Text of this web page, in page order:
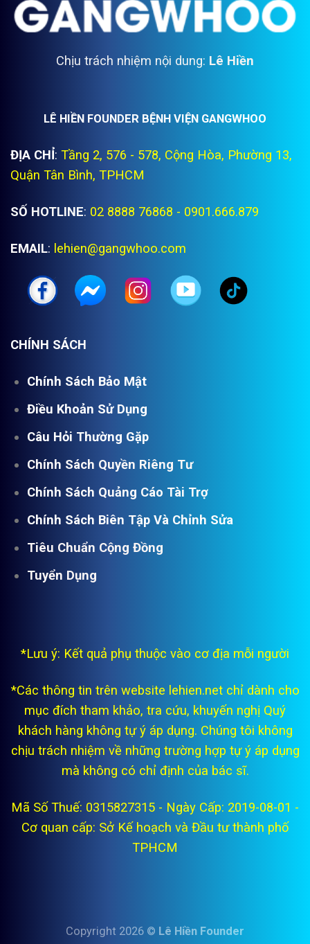
Chịu trách nhiệm nội dung: Lê Hiền
LÊ HIỀN FOUNDER BỆNH VIỆN GANGWHOO
ĐỊA CHỈ: Tầng 2, 576 - 578, Cộng Hòa, Phường 13,
Quận Tân Bình, TPHCM
SỐ HOTLINE: 02 8888 76868 - 0901.666.879
EMAIL: lehien@gangwhoo.com
CHÍNH SÁCH
Chính Sách Bảo Mật
Điều Khoản Sử Dụng
Câu Hỏi Thường Gặp
Chính Sách Quyền Riêng Tư
Chính Sách Quảng Cáo Tài Trợ
Chính Sách Biên Tập Và Chỉnh Sửa
Tiêu Chuẩn Cộng Đồng
Tuyển Dụng
*Lưu ý: Kết quả phụ thuộc vào cơ địa mỗi người
*Các thông tin trên website lehien.net chỉ dành cho
mục đích tham khảo, tra cứu, khuyến nghị Quý
khách hàng không tự ý áp dụng. Chúng tôi không
chịu trách nhiệm về những trường hợp tự ý áp dụng
mà không có chỉ định của bác sĩ.
Mã Số Thuế: 0315827315 - Ngày Cấp: 2019-08-01 -
Cơ quan cấp: Sở Kế hoạch và Đầu tư thành phố
TPHCM
Copyright 2026 © Lê Hiền Founder